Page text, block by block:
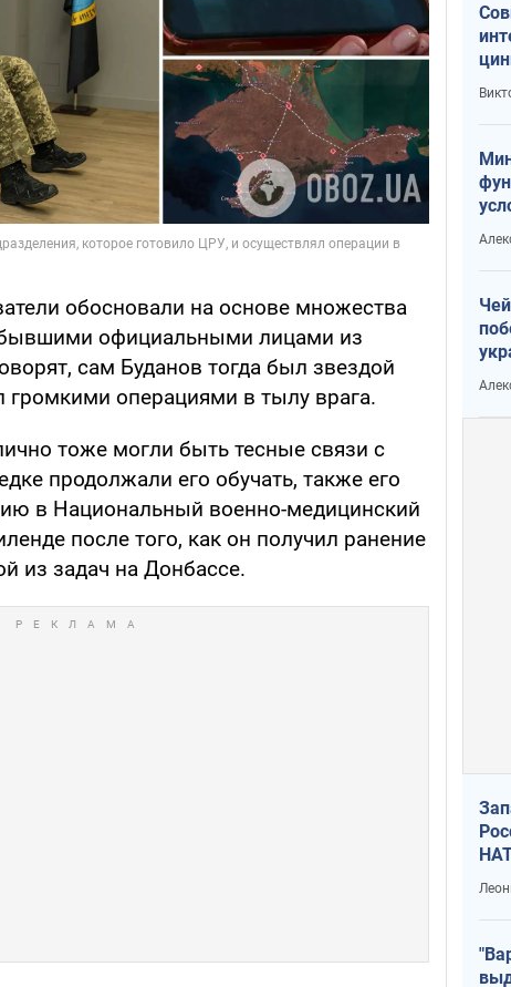
обосновали на основе множества
официальными лицами из
сам Буданов тогда был звездой
громкими операциями в тылу врага.
тоже могли быть тесные связи с
продолжали его обучать, также его
в Национальный военно-медицинский
после того, как он получил ранение
из задач на Донбассе.